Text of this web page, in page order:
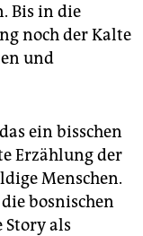
Bis in die
noch der Kalte
und
ein bisschen
Erzählung der
Menschen.
bosnischen
Story als